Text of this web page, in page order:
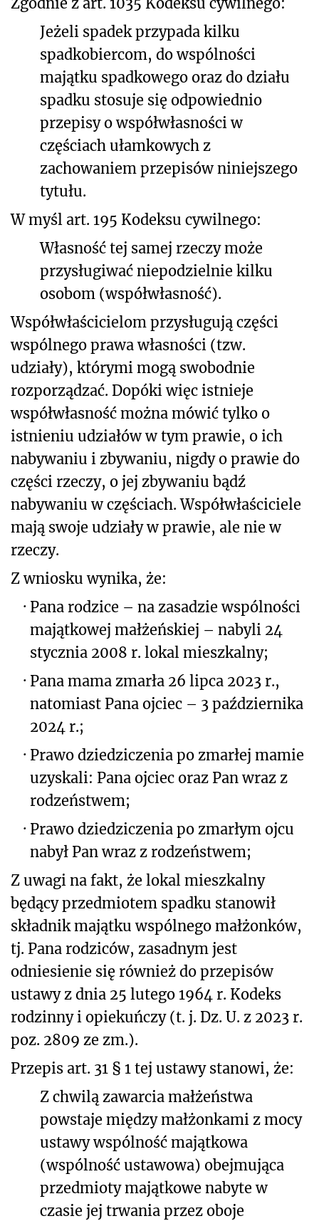
Jeżeli spadek przypada kilku
spadkobiercom, do wspólności
majątku spadkowego oraz do działu
spadku stosuje się odpowiednio
przepisy o współwłasności w
częściach ułamkowych z
zachowaniem przepisów niniejszego
tytułu.
W myśl art. 195 Kodeksu cywilnego:
Własność tej samej rzeczy może
przysługiwać niepodzielnie kilku
osobom (współwłasność).
Współwłaścicielom przysługują części
wspólnego prawa własności (tzw.
udziały), którymi mogą swobodnie
rozporządzać. Dopóki więc istnieje
współwłasność można mówić tylko o
istnieniu udziałów w tym prawie, o ich
nabywaniu i zbywaniu, nigdy o prawie do
części rzeczy, o jej zbywaniu bądź
nabywaniu w częściach. Współwłaściciele
mają swoje udziały w prawie, ale nie w
rzeczy.
Z wniosku wynika, że:
· Pana rodzice – na zasadzie wspólności
majątkowej małżeńskiej – nabyli 24
stycznia 2008 r. lokal mieszkalny;
· Pana mama zmarła 26 lipca 2023 r.,
natomiast Pana ojciec – 3 października
2024 r.;
· Prawo dziedziczenia po zmarłej mamie
uzyskali: Pana ojciec oraz Pan wraz z
rodzeństwem;
· Prawo dziedziczenia po zmarłym ojcu
nabył Pan wraz z rodzeństwem;
Z uwagi na fakt, że lokal mieszkalny
będący przedmiotem spadku stanowił
składnik majątku wspólnego małżonków,
tj. Pana rodziców, zasadnym jest
odniesienie się również do przepisów
ustawy z dnia 25 lutego 1964 r. Kodeks
rodzinny i opiekuńczy (t. j. Dz. U. z 2023 r.
poz. 2809 ze zm.).
Przepis art. 31 § 1 tej ustawy stanowi, że:
Z chwilą zawarcia małżeństwa
powstaje między małżonkami z mocy
ustawy wspólność majątkowa
(wspólność ustawowa) obejmująca
przedmioty majątkowe nabyte w
czasie jej trwania przez oboje